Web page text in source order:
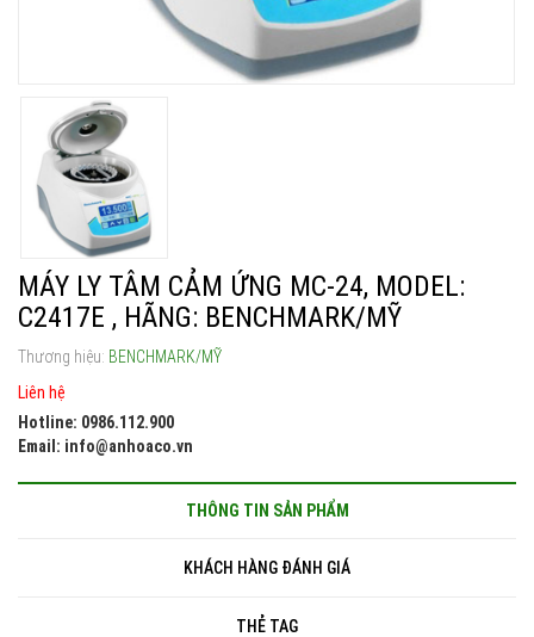
MÁY LY TÂM CẢM ỨNG MC-24, MODEL:
C2417E , HÃNG: BENCHMARK/MỸ
Thương hiệu: BENCHMARK/MỸ
Liên hệ
Hotline: 0986.112.900
Email: info@anhoaco.vn
THÔNG TIN SẢN PHẨM
KHÁCH HÀNG ĐÁNH GIÁ
THẺ TAG